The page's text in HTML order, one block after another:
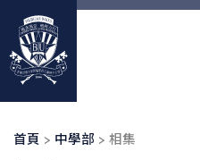
內
導
首頁 中學部 相集